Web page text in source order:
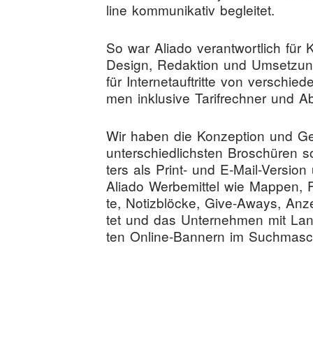
line kom­mu­ni­ka­tiv begleitet.
So war Ali­a­do ver­ant­wort­lich für
Design, Redak­ti­on und
für Inter­net­auf­trit­te von
men inklu­si­ve Tarif­rech­ner und
Wir haben die Kon­zep­ti­on und
unter­schied­lichs­ten Bro­schü­ren
ters als Print- und E‑Mail-
Ali­a­do Wer­be­mit­tel wie Map­pen,
te, Notiz­blö­cke, Give-Aways,
tet und das Unter­neh­men mit
ten Online-Ban­nern im